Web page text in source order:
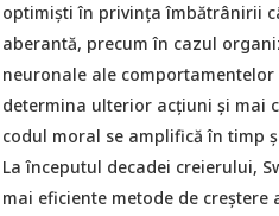
optimiști în privința îmbătrânirii
aberantă, precum în cazul
neuronale ale
determina ulterior acțiuni și mai
codul moral se amplifică în timp
La începutul decadei creierului,
mai eficiente metode de